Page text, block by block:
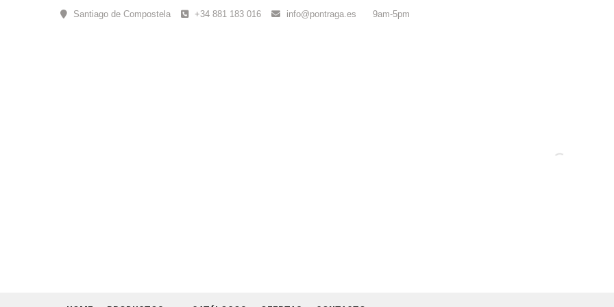
Santiago de Compostela +34 881 183 016 info@pontraga.es 9am-5pm